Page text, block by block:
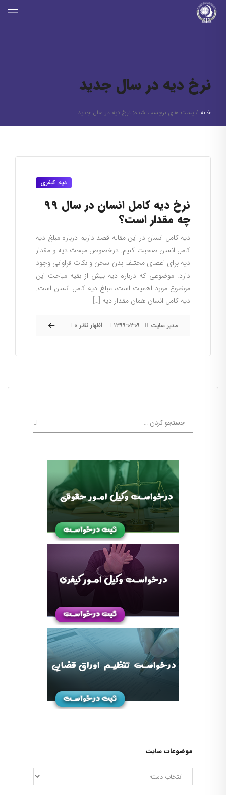
نرخ دیه در سال جدید
خانه / پست های برچسب شده: نرخ دیه در سال جدید
دیه,کیفری
نرخ دیه کامل انسان در سال ۹۹
چه مقدار است؟
دیه کامل انسان در این مقاله قصد داریم درباره مبلغ دیه
کامل انسان صحبت کنیم. درخصوص مبحث دیه و مقدار
دیه برای اعضای مختلف بدن سخن و نکات فراوانی وجود
دارد. موضوعی که درباره دیه بیش از بقیه مباحث این
موضوع مورد اهمیت است، مبلغ دیه کامل انسان است.
دیه کامل انسان همان مقدار دیه […]
مدیر سایت ۱۳۹۹-۰۲-۰۹ ۰ اظهار نظر
موضوعات سایت